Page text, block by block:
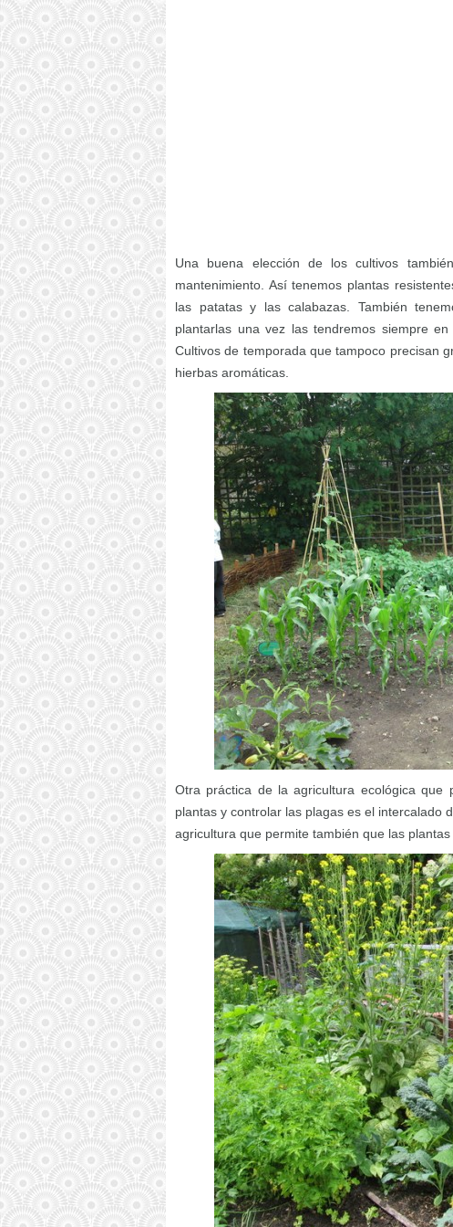
Una buena elección de los cultivos
mantenimiento. Así tenemos plantas
las patatas y las calabazas. También
plantarlas una vez las tendremos siempre
Cultivos de temporada que tampoco precisan
hierbas aromáticas.
Otra práctica de la agricultura ecológica que
plantas y controlar las plagas es el intercalado
agricultura que permite también que las